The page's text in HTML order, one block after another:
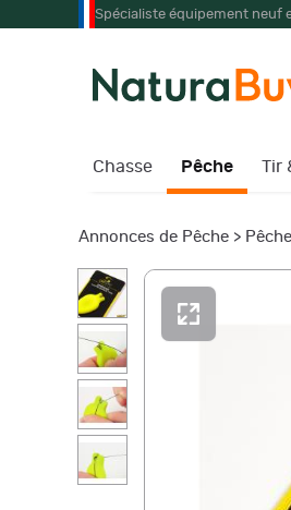
Spécialiste équipement neuf
Chasse Pêche Tir
Annonces de Pêche >